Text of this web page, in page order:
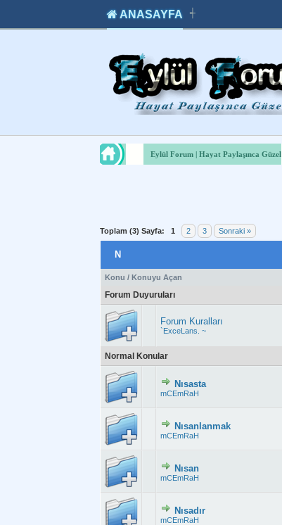
satın
takipçi
ANASAYFA ┽
Eylül Forum | Hayat Paylaşınca Güzel
Toplam (3) Sayfa: 1 2 3 Sonraki »
N
Konu / Konuyu Açan
Forum Duyuruları
Forum Kuralları
`ExceLans. ~
Normal Konular
Nısasta
mCEmRaH
Nısanlanmak
mCEmRaH
Nısan
mCEmRaH
Nısadır
mCEmRaH